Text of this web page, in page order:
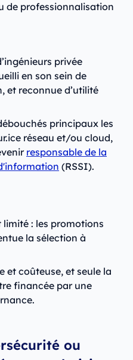
de professionnalisation
privée
en son sein de
et reconnue d’utilité
principaux les
réseau et/ou cloud,
responsable de la
(RSSI).
limité : les promotions
la sélection à
et coûteuse, et seule la
financée par une
ou